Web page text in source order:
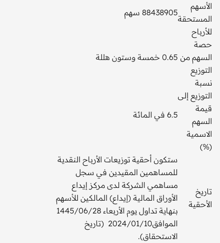
الأسهم
المستحقة
للأرباح
88438905 سهم
حصة
السهم من
التوزيع
0.65 خمسة وستون هللة
نسبة
التوزيع إلى
قيمة
السهم
الاسمية
(%)
6.5 في المائة
تاريخ
الأحقية
ستكون أحقية توزيعات الأرباح النقدية
للمساهمين المقيدين في سجل
مساهمي الشركة لدى مركز إيداع
الأوراق المالية (إيداع) المالكين للأسهم
الموافق2024/01/10 (تاريخ
الاستحقاق).